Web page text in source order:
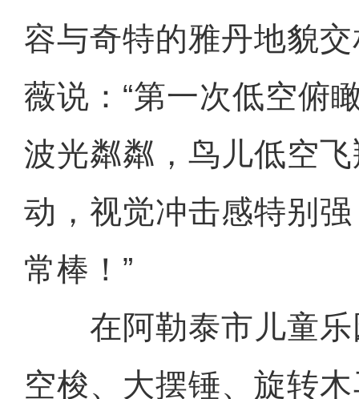
容与奇特的雅丹地貌
薇说：“第一次低空俯
波光粼粼，鸟儿低空
动，视觉冲击感特别
常棒！”
在阿勒泰市儿童乐
空梭、大摆锤、旋转